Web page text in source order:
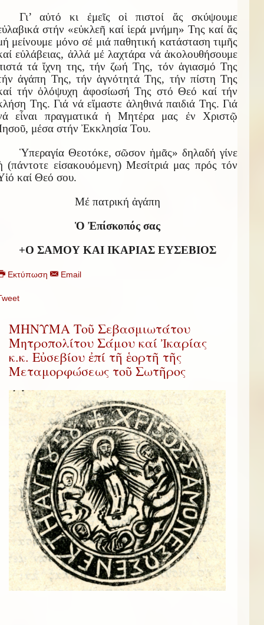
Γι’ αὐτό κι ἐμεῖς οἱ πιστοί ἄς σκύψουμε
στήν «εὐκλεῆ καί ἱερά μνήμη» Της καί ἄς
μείνουμε μόνο σέ μιά παθητική κατάσταση τιμῆς
εὐλάβειας, ἀλλά μέ λαχτάρα νά ἀκολουθήσουμε
τά ἴχνη της, τήν ζωή Της, τόν ἁγιασμό Της
ἀγάπη Της, τήν ἁγνότητά Της, τήν πίστη Της
τήν ὁλόψυχη ἀφοσίωσή Της στό Θεό καί τήν
Της. Γιά νά εἴμαστε ἀληθινά παιδιά Της. Γιά
εἶναι πραγματικά ἡ Μητέρα μας ἐν Χριστῷ
μέσα στήν Ἐκκλησία Του.
Ὑπεραγία Θεοτόκε, σῶσον ἡμᾶς» δηλαδή γίνε
(πάντοτε εἰσακουόμενη) Μεσίτριά μας πρός τόν
καί Θεό σου.
Μέ πατρική ἀγάπη
Ὁ Ἐπίσκοπός σας
+Ο ΣΑΜΟΥ ΚΑΙ ΙΚΑΡΙΑΣ ΕΥΣΕΒΙΟΣ
Εκτύπωση Email
ΜΗΝΥΜΑ Τοῦ Σεβασμιωτάτου
Μητροπολίτου Σάμου καί Ἰκαρίας
κ.κ. Εὐσεβίου ἐπί τῆ ἑορτῆ τῆς
Μεταμορφώσεως τοῦ Σωτῆρος